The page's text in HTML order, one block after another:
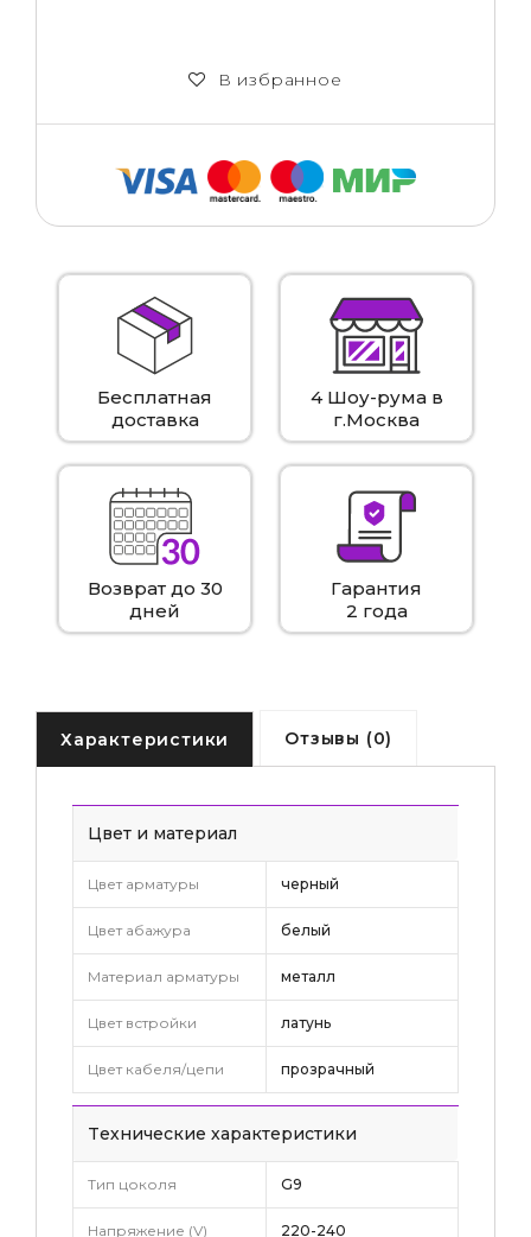
В избранное
Бесплатная
доставка
4 Шоу-рума в
г.Москва
Возврат до 30
дней
Гарантия
2 года
Характеристики Отзывы (0)
Цвет и материал
Цвет арматуры черный
Цвет абажура белый
Материал арматуры металл
Цвет встройки латунь
Цвет кабеля/цепи прозрачный
Tехнические характеристики
Тип цоколя G9
Напряжение (V) 220-240